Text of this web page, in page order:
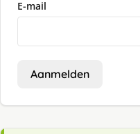
E-mail
Aanmelden